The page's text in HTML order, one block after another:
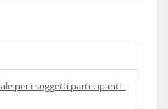
per i soggetti partecipanti -